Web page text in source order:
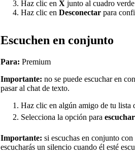
Haz clic en X junto al cuadro
Haz clic en Desconectar para
Escuchen en conjunto
Para: Premium
Importante: no se puede escuchar en
pasar al chat de texto.
Haz clic en algún amigo de tu lista
Selecciona la opción para
Importante: si escuchas en conjunto
escucharás un silencio cuando él esté